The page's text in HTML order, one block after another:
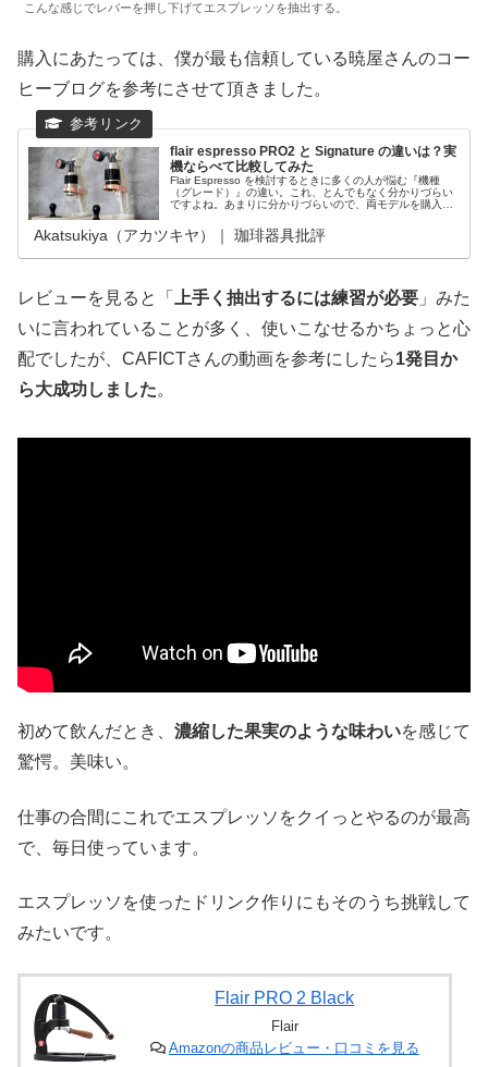
こんな感じでレバーを押し下げてエスプレッソを抽出する。
購入にあたっては、僕が最も信頼している暁屋さんのコー
ヒーブログを参考にさせて頂きました。
flair espresso PRO2 と Signature の違いは？実
機ならべて比較してみた
Flair Espresso を検討するときに多くの人が悩む『機種
（グレード）』の違い。これ、とんでもなく分かりづらい
ですよね。あまりに分かりづらいので、両モデルを購入し
にしてみて欲しい。
Akatsukiya（アカツキヤ）｜ 珈琲器具批評
レビューを見ると「 上手く抽出するには練習が必要 」みた
いに言われていることが多く、使いこなせるかちょっと心
配でしたが、CAFICTさんの動画を参考にしたら1発目か
ら大成功しました。
初めて飲んだとき、 濃縮した果実のような味わいを感じて
驚愕。美味い。
仕事の合間にこれでエスプレッソをクイっとやるのが最高
で、毎日使っています。
エスプレッソを使ったドリンク作りにもそのうち挑戦して
みたいです。
Flair PRO 2 Black
Flair
Amazonの商品レビュー・口コミを見る